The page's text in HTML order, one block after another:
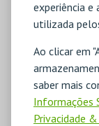
experiência
utilizada
Ao clicar em
saber mais
Informações
Privacidade